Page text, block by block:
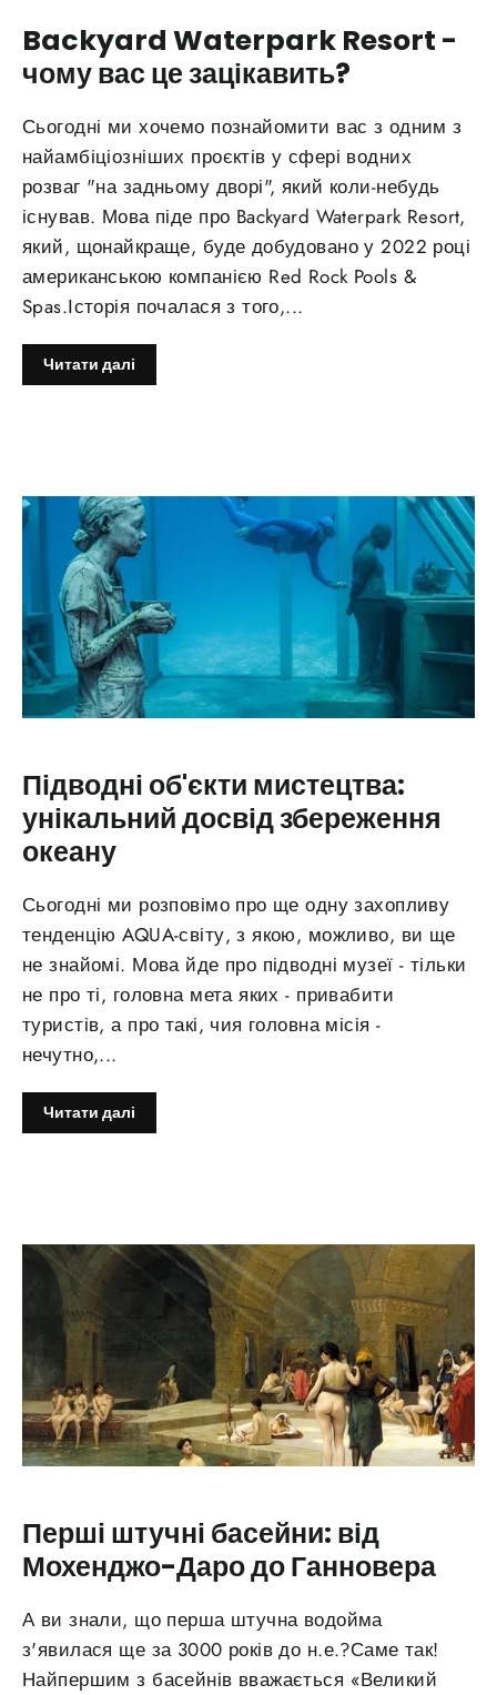
Backyard Waterpark Resort -
чому вас це зацікавить?
Сьогодні ми хочемо познайомити вас з одним з
найамбіціозніших проєктів у сфері водних
розваг "на задньому дворі", який коли-небудь
існував. Мова піде про Backyard Waterpark Resort,
який, щонайкраще, буде добудовано у 2022 році
американською компанією Red Rock Pools &
Spas.Історія почалася з того,...
Читати далі
Підводні об'єкти мистецтва:
унікальний досвід збереження
океану
Сьогодні ми розповімо про ще одну захопливу
тенденцію AQUA-світу, з якою, можливо, ви ще
не знайомі. Мова йде про підводні музеї - тільки
не про ті, головна мета яких - привабити
туристів, а про такі, чия головна місія -
нечутно,...
Читати далі
Перші штучні басейни: від
Мохенджо-Даро до Ганновера
А ви знали, що перша штучна водойма
з'явилася ще за 3000 років до н.е.?Саме так!
Найпершим з басейнів вважається «Великий